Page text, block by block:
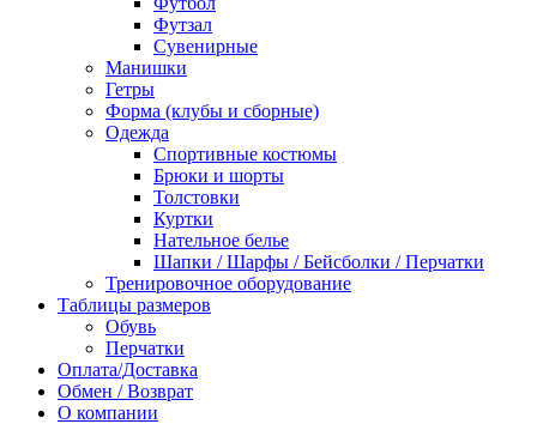
Футзал
Сувенирные
Манишки
Гетры
Форма (клубы и сборные)
Одежда
Спортивные костюмы
Брюки и шорты
Толстовки
Куртки
Нательное белье
Шапки / Шарфы / Бейсболки / Перчатки
Тренировочное оборудование
Таблицы размеров
Обувь
Перчатки
Оплата/Доставка
Обмен / Возврат
О компании